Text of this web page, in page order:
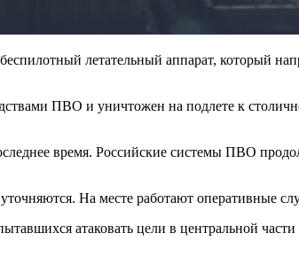
летательный аппарат, который
ПВО и уничтожен на подлете к
время. Российские системы ПВО
На месте работают оперативные
атаковать цели в центральной